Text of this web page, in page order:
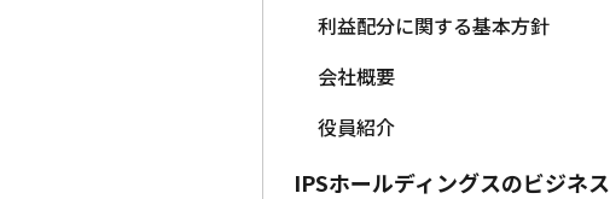
利益配分に関する基本方針
会社概要
役員紹介
IPSホールディングスのビジネス